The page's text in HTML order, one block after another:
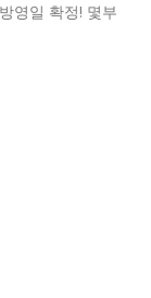
영일 확정! 몇부